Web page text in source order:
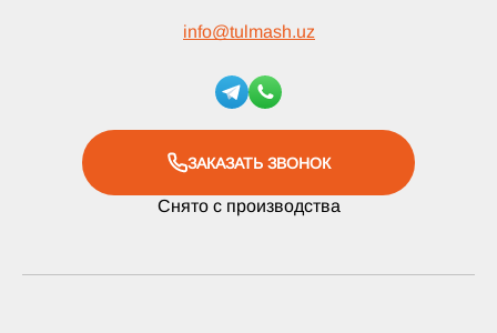
info@tulmash.uz
ЗАКАЗАТЬ ЗВОНОК
Снято с производства